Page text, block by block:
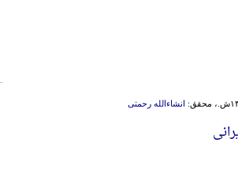
انشاءالله رحمتی